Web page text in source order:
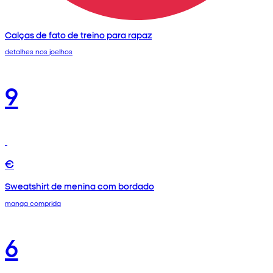
Calças de fato de treino para rapaz
detalhes nos joelhos
9
€
Sweatshirt de menina com bordado
manga comprida
6